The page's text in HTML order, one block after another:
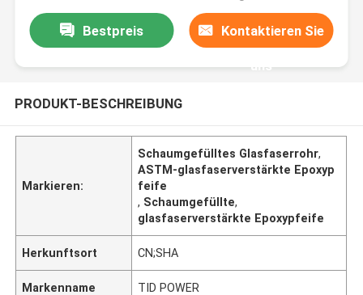
Bestpreis Kontaktieren Sie
uns
PRODUKT-BESCHREIBUNG
Markieren:
Schaumgefülltes Glasfaserrohr,
ASTM-glasfaserverstärkte Epoxyp
feife
, Schaumgefüllte,
glasfaserverstärkte Epoxypfeife
Herkunftsort CN;SHA
Markenname TID POWER